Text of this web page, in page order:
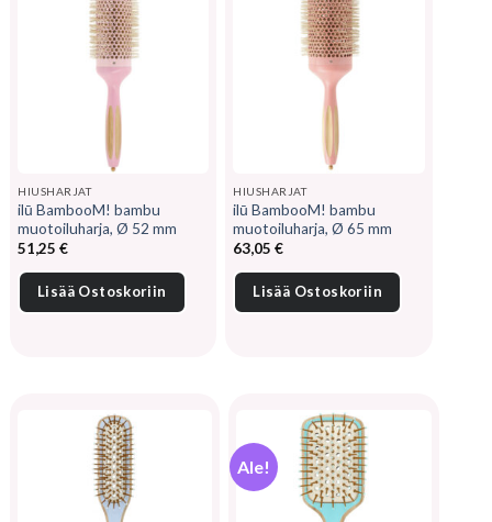
HIUSHARJAT
ilū BambooM! bambu
muotoiluharja, Ø 52 mm
51,25 €
Lisää Ostoskoriin
HIUSHARJAT
ilū BambooM! bambu
muotoiluharja, Ø 65 mm
63,05€
Lisää Ostoskoriin
Ale!